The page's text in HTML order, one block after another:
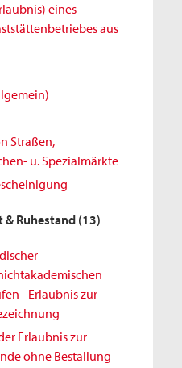
eines
aus
Straßen,
u. Spezialmärkte
& Ruhestand (13)
- Erlaubnis zur
Erlaubnis zur
ohne Bestallung